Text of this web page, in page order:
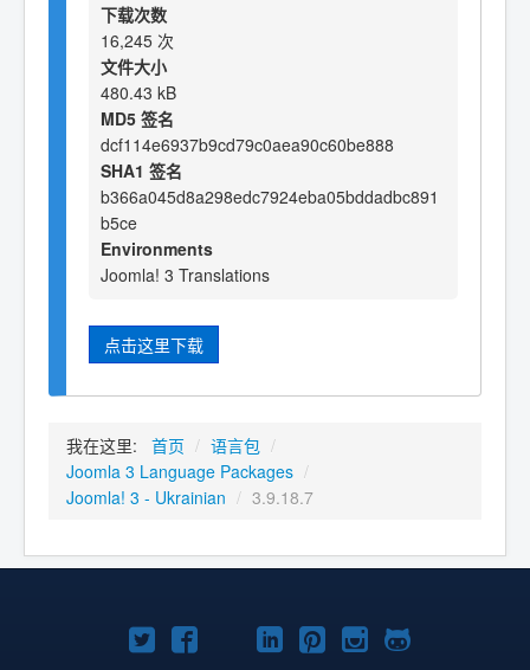
下载次数
16,245 次
文件大小
480.43 kB
MD5 签名
dcf114e6937b9cd79c0aea90c60be888
SHA1 签名
b366a045d8a298edc7924eba05bddadbc891
b5ce
Environments
Joomla! 3 Translations
点击这里下载
我在这里: 首页 / 语言包 /
Joomla 3 Language Packages /
Joomla! 3 - Ukrainian / 3.9.18.7
TwitterFacebookYouTube
LinkedIn
Pinterest
Instagram
GitHub